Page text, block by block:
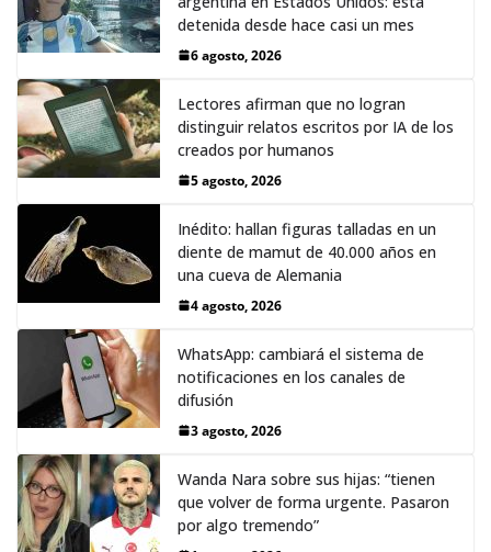
detenida desde hace casi un mes
6 agosto, 2026
Lectores afirman que no logran
distinguir relatos escritos por IA de los
creados por humanos
5 agosto, 2026
Inédito: hallan figuras talladas en un
diente de mamut de 40.000 años en
una cueva de Alemania
4 agosto, 2026
WhatsApp: cambiará el sistema de
notificaciones en los canales de
difusión
3 agosto, 2026
Wanda Nara sobre sus hijas: “tienen
que volver de forma urgente. Pasaron
por algo tremendo”